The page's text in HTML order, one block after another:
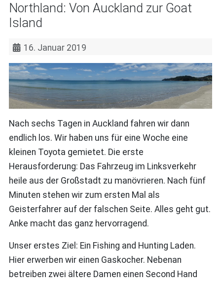
Northland: Von Auckland zur Goat
Island
16. Januar 2019
Nach sechs Tagen in Auckland fahren wir dann
endlich los. Wir haben uns für eine Woche eine
kleinen Toyota gemietet. Die erste
Herausforderung: Das Fahrzeug im Linksverkehr
heile aus der Großstadt zu manövrieren. Nach fünf
Minuten stehen wir zum ersten Mal als
Geisterfahrer auf der falschen Seite. Alles geht gut.
Anke macht das ganz hervorragend.
Unser erstes Ziel: Ein Fishing and Hunting Laden.
Hier erwerben wir einen Gaskocher. Nebenan
betreiben zwei ältere Damen einen Second Hand